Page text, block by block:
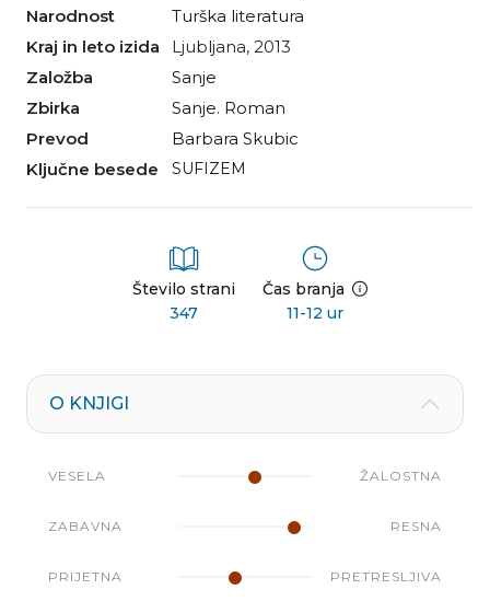
Narodnost
turška literatura
Kraj in leto izida
Ljubljana, 2013
Založba
Sanje
Zbirka
Sanje. Roman
Prevod
Barbara Skubic
Ključne besede
SUFIZEM
Število strani
347
Čas branja
11-12 ur
O KNJIGI
VESELA ŽALOSTNA
ZABAVNA RESNA
PRIJETNA PRETRESLJIVA